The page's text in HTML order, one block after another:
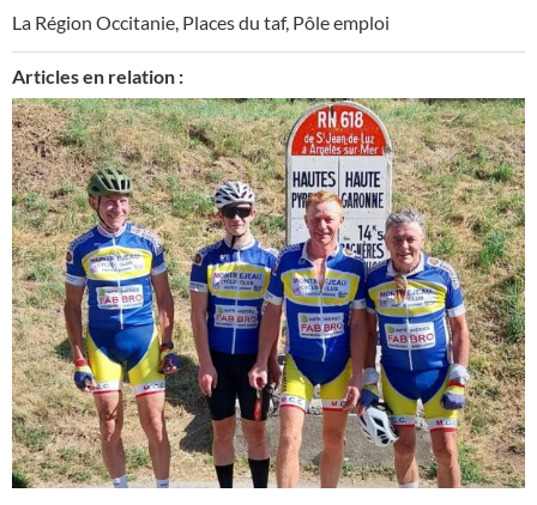
La Région Occitanie, Places du taf, Pôle emploi
Articles en relation :